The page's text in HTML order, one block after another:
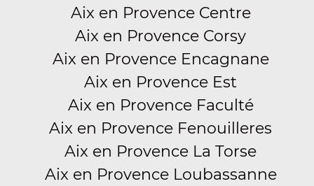
Aix en Provence Centre
Aix en Provence Corsy
Aix en Provence Encagnane
Aix en Provence Est
Aix en Provence Faculté
Aix en Provence Fenouilleres
Aix en Provence La Torse
Aix en Provence Loubassanne